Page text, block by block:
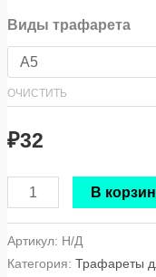
Виды трафарета
ОЧИСТИТЬ
₽32
В
Артикул: Н/Д
Категория:Трафареты